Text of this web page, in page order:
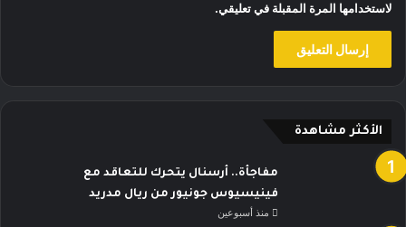
لاستخدامها المرة المقبلة في تعليقي.
الأكثر مشاهدة
مفاجأة.. أرسنال يتحرك للتعاقد مع
فينيسيوس جونيور من ريال مدريد
منذ أسبوعين